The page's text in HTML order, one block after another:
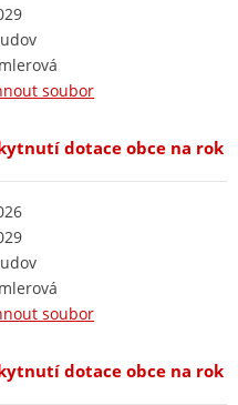
soubor
dotace obce na rok
soubor
dotace obce na rok